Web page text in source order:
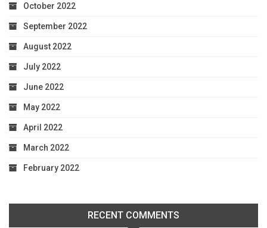
October 2022
September 2022
August 2022
July 2022
June 2022
May 2022
April 2022
March 2022
February 2022
RECENT COMMENTS